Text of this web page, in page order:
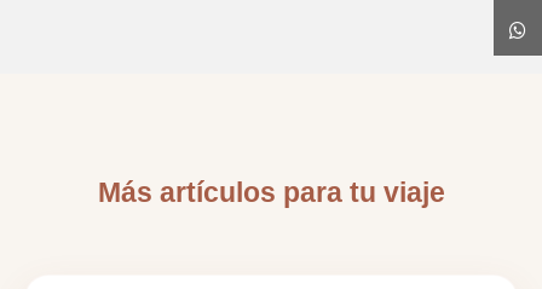
Más artículos para tu viaje